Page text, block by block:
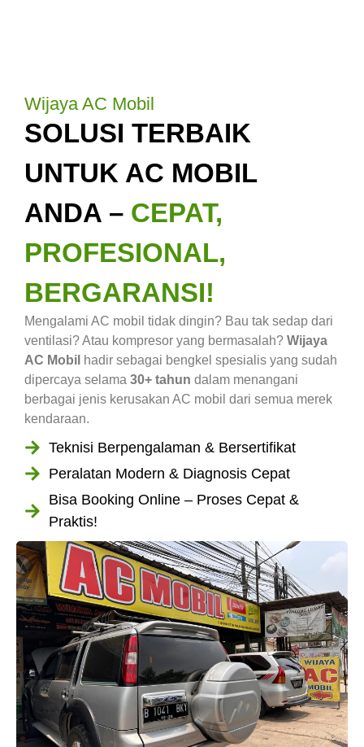
Wijaya AC Mobil
SOLUSI TERBAIK
UNTUK AC MOBIL
ANDA – CEPAT,
PROFESIONAL,
BERGARANSI!
Mengalami AC mobil tidak dingin? Bau tak sedap dari
ventilasi? Atau kompresor yang bermasalah? Wijaya
AC Mobil hadir sebagai bengkel spesialis yang sudah
dipercaya selama 30+ tahun dalam menangani
berbagai jenis kerusakan AC mobil dari semua merek
kendaraan.
Teknisi Berpengalaman & Bersertifikat
Peralatan Modern & Diagnosis Cepat
Bisa Booking Online – Proses Cepat &
Praktis!